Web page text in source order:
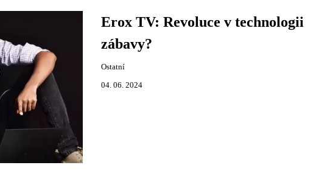
Erox TV: Revoluce v technologii
zábavy?
Ostatní
04. 06. 2024